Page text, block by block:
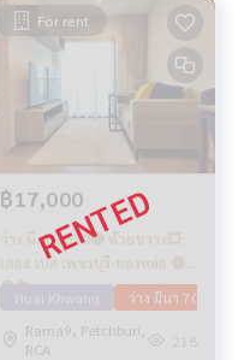
For rent
฿17,000
ว่าง มี.ค. 2570🔴 ห้วยขวาง💥
เดอะ เบส เพชรบุรี-ทองหล่อ 🔴
🟢🟡
ว่าง มีนา 70
Rama9, Petchburi,
RCA
218